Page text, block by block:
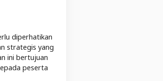
diperhatikan
strategis yang
ini bertujuan
peserta